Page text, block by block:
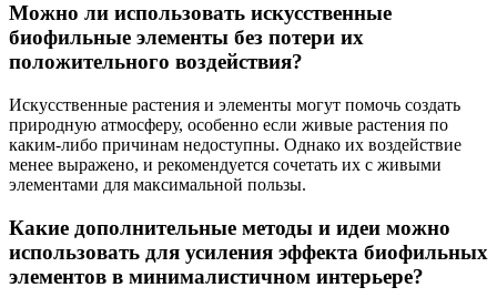
Можно ли использовать искусственные
биофильные элементы без потери их
положительного воздействия?
Искусственные растения и элементы могут помочь создать
природную атмосферу, особенно если живые растения по
каким-либо причинам недоступны. Однако их воздействие
менее выражено, и рекомендуется сочетать их с живыми
элементами для максимальной пользы.
Какие дополнительные методы и идеи можно
использовать для усиления эффекта биофильных
элементов в минималистичном интерьере?